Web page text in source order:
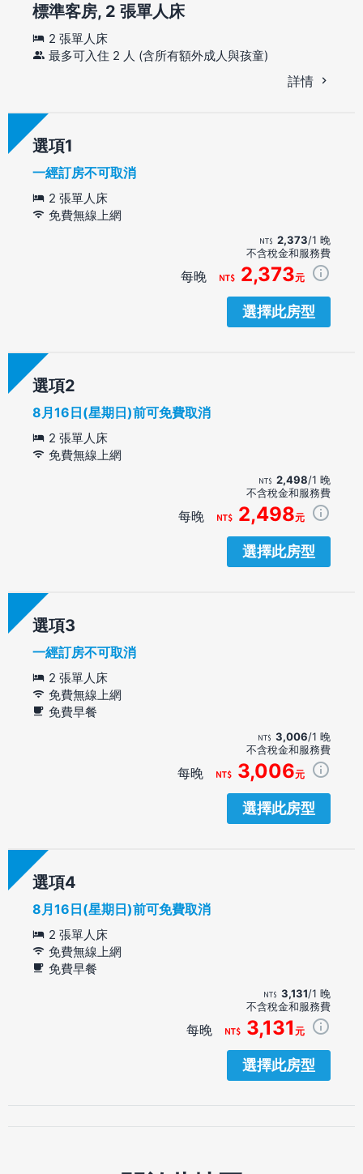
標準客房, 2 張單人床
2 張單人床
最多可入住 2 人 (含所有額外成人與孩童)
詳情
選項
一經訂房不可取消
2 張單人床
免費無線上網
2,373/1 晚
不含稅金和服務費
每晚 2,373元
選擇此房型
選項
8月16日(星期日)前可免費取消
2 張單人床
免費無線上網
2,498/1 晚
不含稅金和服務費
每晚 2,498元
選擇此房型
選項
一經訂房不可取消
2 張單人床
免費無線上網
免費早餐
3,006/1 晚
不含稅金和服務費
每晚 3,006元
選擇此房型
選項
8月16日(星期日)前可免費取消
2 張單人床
免費無線上網
免費早餐
3,131/1 晚
不含稅金和服務費
每晚 3,131 元
選擇此房型